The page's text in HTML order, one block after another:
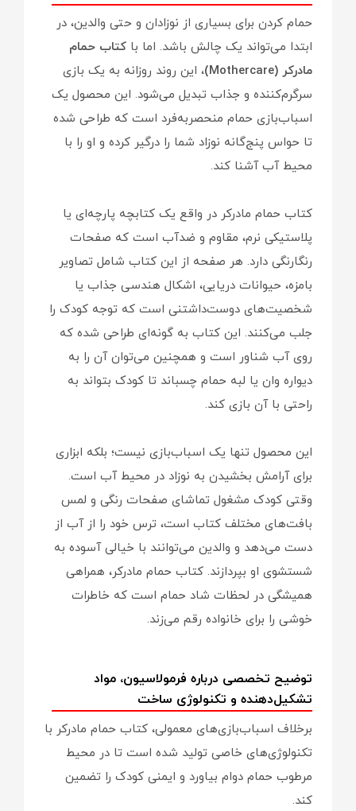
حمام کردن برای بسیاری از نوزادان و حتی والدین، در
ابتدا می‌تواند یک چالش باشد. اما با کتاب حمام
مادرکر (Mothercare)
، این روند روزانه به یک بازی
سرگرم‌کننده و جذاب تبدیل می‌شود. این محصول یک
اسباب‌بازی حمام منحصر‌به‌فرد است که طراحی شده
تا حواس پنج‌گانه نوزاد شما را درگیر کرده و او را با
محیط آب آشنا کند.
کتاب حمام مادرکر در واقع یک کتابچه پارچه‌ای یا
پلاستیکی نرم، مقاوم و ضدآب است که صفحات
رنگارنگی دارد. هر صفحه از این کتاب شامل تصاویر
بامزه، حیوانات دریایی، اشکال هندسی جذاب یا
شخصیت‌های دوست‌داشتنی است که توجه کودک را
جلب می‌کنند. این کتاب به گونه‌ای طراحی شده که
روی آب شناور است و همچنین می‌توان آن را به
دیواره وان یا لبه حمام چسباند تا کودک بتواند به
راحتی با آن بازی کند.
این محصول تنها یک اسباب‌بازی نیست؛ بلکه ابزاری
برای آرامش بخشیدن به نوزاد در محیط آب است.
وقتی کودک مشغول تماشای صفحات رنگی و لمس
بافت‌های مختلف کتاب است، ترس خود را از آب از
دست می‌دهد و والدین می‌توانند با خیالی آسوده به
شستشوی او بپردازند. کتاب حمام مادرکر، همراهی
همیشگی در لحظات شاد حمام است که خاطرات
خوشی را برای خانواده رقم می‌زند.
توضیح تخصصی درباره فرمولاسیون، مواد
تشکیل‌دهنده و تکنولوژی ساخت
برخلاف اسباب‌بازی‌های معمولی، کتاب حمام مادرکر با
تکنولوژی‌های خاصی تولید شده است تا در محیط
مرطوب حمام دوام بیاورد و ایمنی کودک را تضمین
کند.